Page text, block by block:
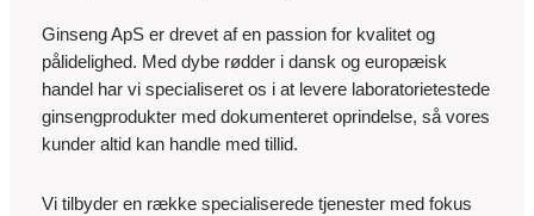
Ginseng ApS er drevet af en passion for kvalitet og
pålidelighed. Med dybe rødder i dansk og europæisk
handel har vi specialiseret os i at levere laboratorietestede
ginsengprodukter med dokumenteret oprindelse, så vores
kunder altid kan handle med tillid.
Vi tilbyder en række specialiserede tjenester med fokus